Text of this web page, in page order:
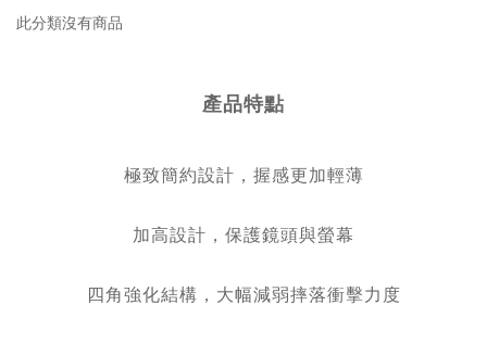
此分類沒有商品
產品特點
極致簡約設計，握感更加輕薄
加高設計，保護鏡頭與螢幕
四角強化結構，大幅減弱摔落衝擊力度